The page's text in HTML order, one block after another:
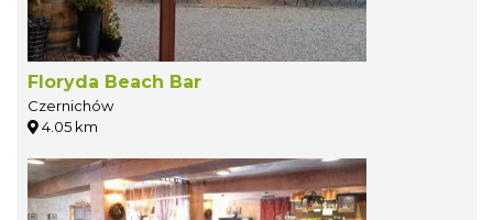
Floryda Beach Bar
Czernichów
4.05 km